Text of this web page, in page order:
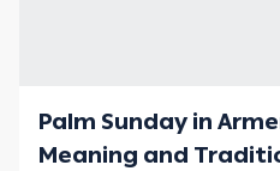
Palm Sunday in
Meaning and